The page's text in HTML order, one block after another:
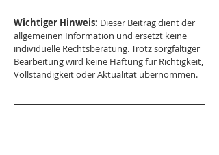
Wichtiger Hinweis: Dieser Beitrag dient der
allgemeinen Information und ersetzt keine
individuelle Rechtsberatung. Trotz sorgfältiger
Bearbeitung wird keine Haftung für Richtigkeit,
Vollständigkeit oder Aktualität übernommen.